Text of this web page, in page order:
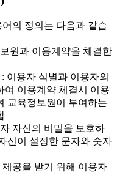
의 정의는 다음과 같습
원과 이용계약을 체결한
용자 식별과 이용자의
여 이용계약 체결시 이용
교육정보원이 부여하는
자신의 비밀을 보호하
신이 설정한 문자와 숫자
공을 받기 위해 이용자